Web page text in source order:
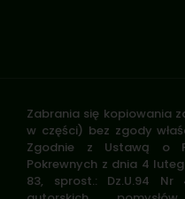
Zabrania się kopiowania
w części) bez zgody
Zgodnie z Ustawą o
Pokrewnych z dnia 4
83, sprost.: Dz.U.94 Nr